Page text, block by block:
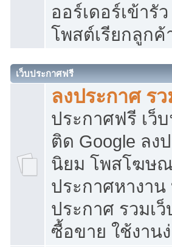
ออร์เดอร์เข้ารั
โพสต์เรียกลูกค้
เว็บประกาศฟรี
ลงประกาศ ร
ประกาศฟรี เว็
ติด Google ลง
นิยม โพสโฆษ
ประกาศหางาน
ประกาศ รวมเ
ซื้อขาย ใช้งาน